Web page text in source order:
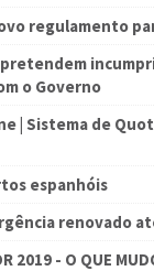
regulamento
pretendem
o Governo
| Sistema de
espanhóis
renovado
2019 - O QUE